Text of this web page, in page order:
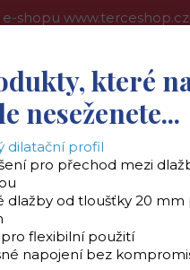
shopu
které
neseženete...
dilatační profil
pro přechod mezi
od tloušťky 20 mm
flexibilní použití
napojení bez